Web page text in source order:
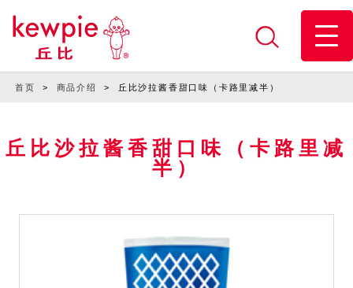
首页 > 商品介绍 > 丘比沙拉酱香甜口味（卡路里减半）
丘比沙拉酱香甜口味（卡路里减
半）